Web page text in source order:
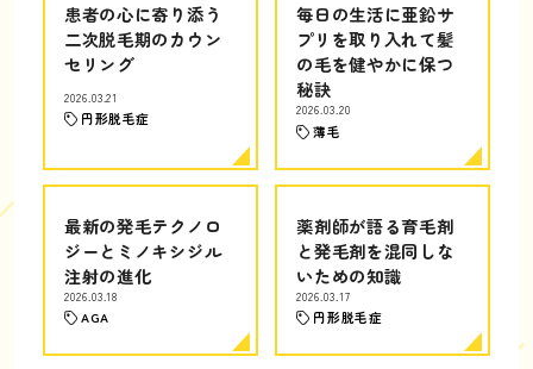
患者の心に寄り添う
二次脱毛期のカウン
セリング
2026.03.21
円形脱毛症
毎日の生活に亜鉛サ
プリを取り入れて髪
の毛を健やかに保つ
秘訣
2026.03.20
薄毛
最新の発毛テクノロ
ジーとミノキシジル
注射の進化
2026.03.18
AGA
薬剤師が語る育毛剤
と発毛剤を混同しな
いための知識
2026.03.17
円形脱毛症